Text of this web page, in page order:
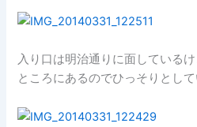
入り口は明治通りに面している
ところにあるのでひっそりとして